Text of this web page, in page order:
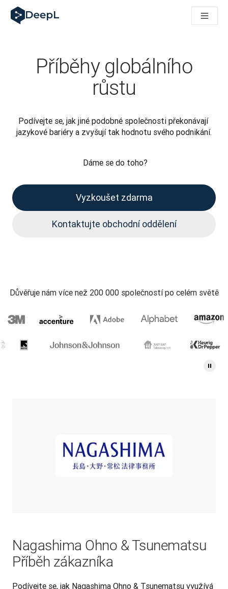
DeepL pro agenty s AI
Translation Flow pro překlad v DeepL: Nové pracovní
Rozluštění důvěry v jazykovou AI pro podniky. Rozhovor se
Jak vyvíjíme systém posouzení kvality překladu pro DeepL
Od kvalitního překladu po platformu pro hlasový překlad
Příběhy globálního
růstu
Podívejte se, jak jiné podobné společnosti překonávají
jazykové bariéry a zvyšují tak hodnotu svého podnikání.
Dáme se do toho?
Vyzkoušet zdarma
Kontaktujte obchodní oddělení
Důvěřuje nám více než 200 000 společností po celém světě
Nagashima Ohno & Tsunematsu
Příběh zákazníka
Podívejte se, jak Nagashima Ohno & Tsunematsu využívá